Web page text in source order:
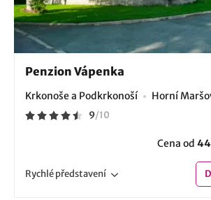
Penzion Vápenka
Krkonoše a Podkrkonoší Horní
9/10
Cena od
Rychlépředstavení